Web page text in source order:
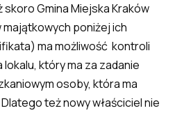
skoro Gmina Miejska Kraków
majątkowych poniżej ich
ma możliwość kontroli
który ma za zadanie
osoby, która ma
też nowy właściciel nie